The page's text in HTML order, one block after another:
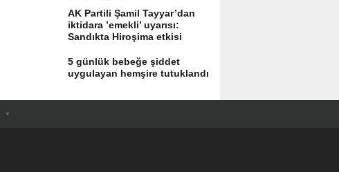
AK Partili Şamil Tayyar’dan
iktidara ’emekli’ uyarısı:
Sandıkta Hiroşima etkisi
5 günlük bebeğe şiddet
uygulayan hemşire tutuklandı
▼